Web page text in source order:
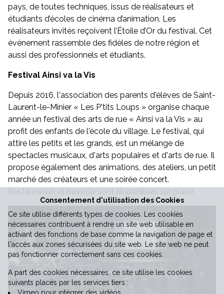
Culture & Loisirs
Environnement
Vie économique
pays, de toutes techniques, issus de réalisateurs et
étudiants d’écoles de cinéma d’animation. Les
réalisateurs invités reçoivent l’Étoile d’Or du festival. Cet
événement rassemble des fidèles de notre région et
aussi des professionnels et étudiants.
Festival Ainsi va la Vis
Depuis 2016, l'association des parents d'élèves de Saint-
Laurent-le-Minier « Les P'tits Loups » organise chaque
année un festival des arts de rue « Ainsi va la Vis » au
profit des enfants de l'école du village. Le festival, qui
attire les petits et les grands, est un mélange de
spectacles musicaux, d'arts populaires et d'arts de rue. Il
propose également des animations, des ateliers, un petit
marché des créateurs et une soirée concert.
Restauration et buvette sont disponibles sur place.
Consentement d'utilisation des Cookies
Ce site utilise différents types de cookies. Les cookies
nécessaires contribuent à rendre un site web utilisable en
activant des fonctions de base comme la navigation de page et
l'accès aux zones sécurisées du site web. Le site web ne peut
pas fonctionner correctement sans ces cookies.
A part des cookies nécessaires, ce site utilise les cookies
suivants placés par les services tiers :